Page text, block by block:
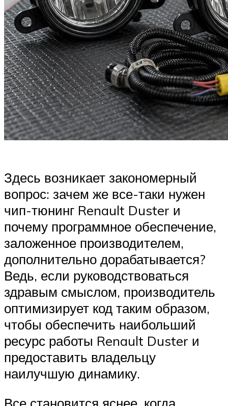
Здесь возникает закономерный
вопрос: зачем же все-таки нужен
чип-тюнинг Renault Duster и
почему программное обеспечение,
заложенное производителем,
дополнительно дорабатывается?
Ведь, если руководствоваться
здравым смыслом, производитель
оптимизирует код таким образом,
чтобы обеспечить наибольший
ресурс работы Renault Duster и
предоставить владельцу
наилучшую динамику.